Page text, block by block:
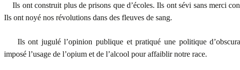
Ils ont construit plus de prisons que d’écoles. Ils ont sévi sans merci
Ils ont noyé nos révolutions dans des fleuves de sang.
Ils ont jugulé l’opinion publique et pratiqué une politique
imposé l’usage de l’opium et de l’alcool pour affaiblir notre race.